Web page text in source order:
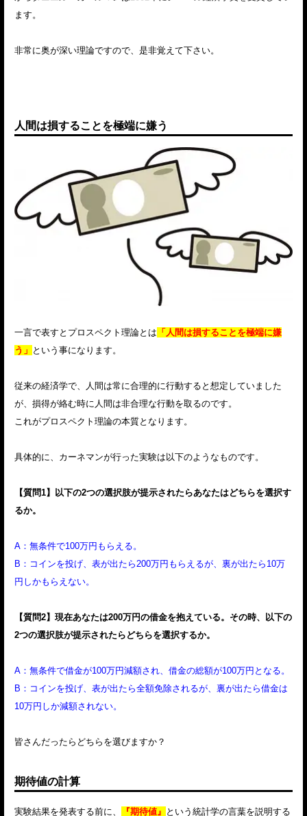
ます。
非常に奥が深い理論ですので、是非覚えて下さい。
人間は損することを極端に嫌う
一言で表すとプロスペクト理論とは 「人間は損することを極端に嫌
う」 という事になります。
従来の経済学で、人間は常に合理的に行動すると想定していました
が、損得が絡む時に人間は非合理な行動を取るのです。
これがプロスペクト理論の本質となります。
具体的に、カーネマンが行った実験は以下のようなものです。
【質問1】以下の2つの選択肢が提示されたらあなたはどちらを選択す
るか。
A：無条件で100万円もらえる。
B：コインを投げ、表が出たら200万円もらえるが、裏が出たら10万
円しかもらえない。
【質問2】現在あなたは200万円の借金を抱えている。その時、以下の
2つの選択肢が提示されたらどちらを選択するか。
A：無条件で借金が100万円減額され、借金の総額が100万円となる。
B：コインを投げ、表が出たら全額免除されるが、裏が出たら借金は
10万円しか減額されない。
皆さんだったらどちらを選びますか？
期待値の計算
実験結果を発表する前に、 『期待値』 という統計学の言葉を説明する